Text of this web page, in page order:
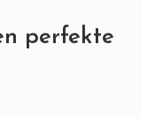
perfekte